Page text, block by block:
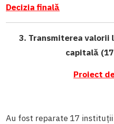
Decizia finală
3. Transmiterea
capitală
Proiect
Au fost reparate 17